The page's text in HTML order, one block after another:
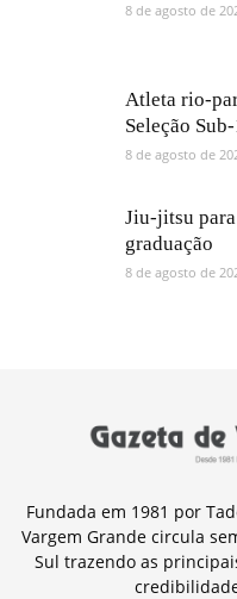
8 de agosto de
Atleta rio-
Seleção
8 de agosto de
Jiu-jitsu
graduação
8 de agosto de
Fundada em 1981 por
Vargem Grande circula
Sul trazendo as